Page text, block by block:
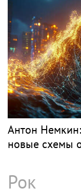
Антон
новые схемы
Рок